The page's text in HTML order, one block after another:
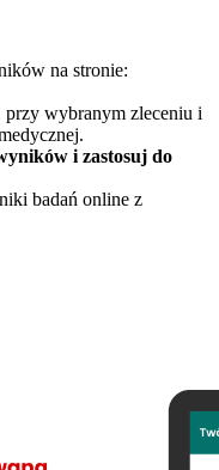
na stronie:
przy wybranym zleceniu i
i zastosuj do
badań online z